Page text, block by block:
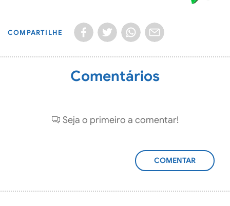
COMPARTILHE
Comentários
Seja o primeiro a comentar!
ADICIONAR